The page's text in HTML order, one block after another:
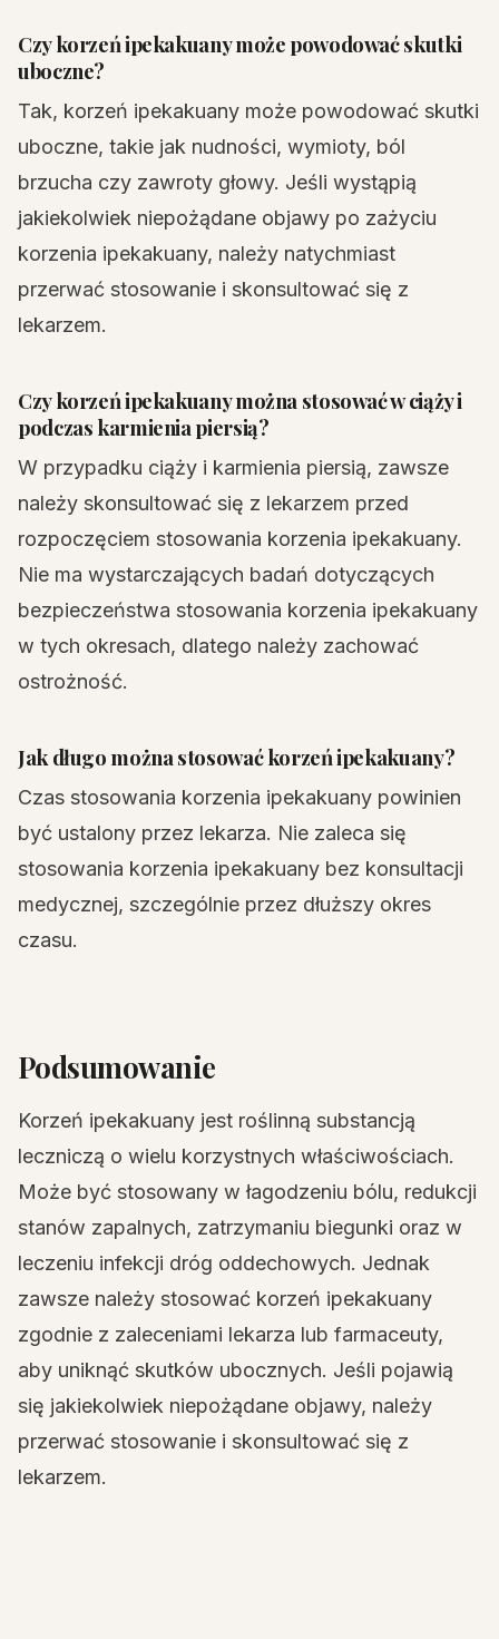
Czy korzeń ipekakuany może powodować skutki
uboczne?
Tak, korzeń ipekakuany może powodować skutki
uboczne, takie jak nudności, wymioty, ból
brzucha czy zawroty głowy. Jeśli wystąpią
jakiekolwiek niepożądane objawy po zażyciu
korzenia ipekakuany, należy natychmiast
przerwać stosowanie i skonsultować się z
lekarzem.
Czy korzeń ipekakuany można stosować w ciąży i
podczas karmienia piersią?
W przypadku ciąży i karmienia piersią, zawsze
należy skonsultować się z lekarzem przed
rozpoczęciem stosowania korzenia ipekakuany.
Nie ma wystarczających badań dotyczących
bezpieczeństwa stosowania korzenia ipekakuany
w tych okresach, dlatego należy zachować
ostrożność.
Jak długo można stosować korzeń ipekakuany?
Czas stosowania korzenia ipekakuany powinien
być ustalony przez lekarza. Nie zaleca się
stosowania korzenia ipekakuany bez konsultacji
medycznej, szczególnie przez dłuższy okres
czasu.
Podsumowanie
Korzeń ipekakuany jest roślinną substancją
leczniczą o wielu korzystnych właściwościach.
Może być stosowany w łagodzeniu bólu, redukcji
stanów zapalnych, zatrzymaniu biegunki oraz w
leczeniu infekcji dróg oddechowych. Jednak
zawsze należy stosować korzeń ipekakuany
zgodnie z zaleceniami lekarza lub farmaceuty,
aby uniknąć skutków ubocznych. Jeśli pojawią
się jakiekolwiek niepożądane objawy, należy
przerwać stosowanie i skonsultować się z
lekarzem.